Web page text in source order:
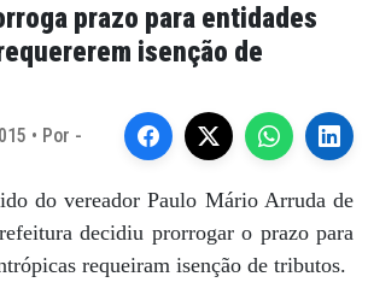
prazo para entidades
isenção de
• Por -
do vereador Paulo Mário Arruda de
decidiu prorrogar o prazo para
requeiram isenção de tributos.